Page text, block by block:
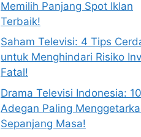
Memilih Panjang Spot Iklan
Terbaik!
Saham Televisi: 4 Tips
untuk Menghindari Risiko
Fatal!
Drama Televisi Indonesia: 10
Adegan Paling
Sepanjang Masa!